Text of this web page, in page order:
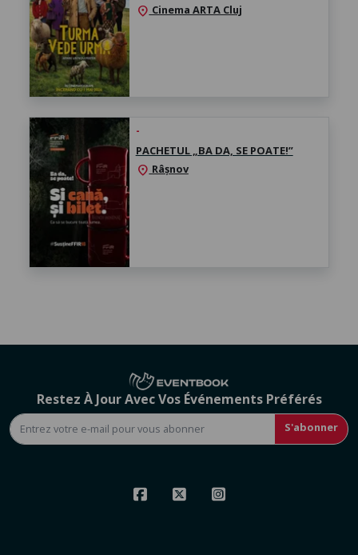
location_on Cinema ARTA Cluj
-
PACHETUL „BA DA, SE POATE!”
location_on Râșnov
Restez À Jour Avec Vos Événements Préférés
S'abonner